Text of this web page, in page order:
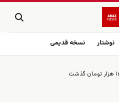
نوشتار نسخه قدیمی